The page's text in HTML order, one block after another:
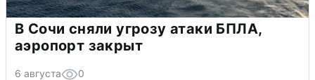
В Сочи сняли угрозу атаки БПЛА,
аэропорт закрыт
6 августа 0